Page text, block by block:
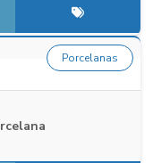
Porcelanas